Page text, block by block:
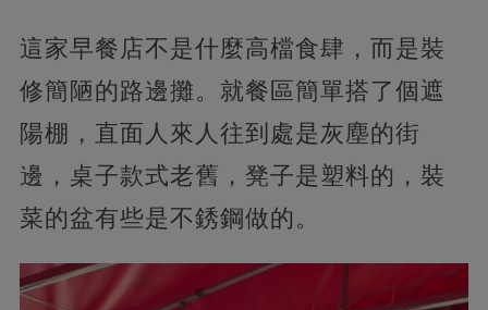
這家早餐店不是什麼高檔食肆，而是裝
修簡陋的路邊攤。就餐區簡單搭了個遮
陽棚，直面人來人往到處是灰塵的街
邊，桌子款式老舊，凳子是塑料的，裝
菜的盆有些是不銹鋼做的。